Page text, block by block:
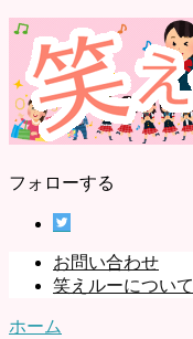
フォローする
お問い合わせ
笑えルーについて
ホーム